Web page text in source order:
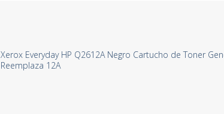
Xerox Everyday HP Q2612A Negro Cartucho de Toner
Reemplaza 12A